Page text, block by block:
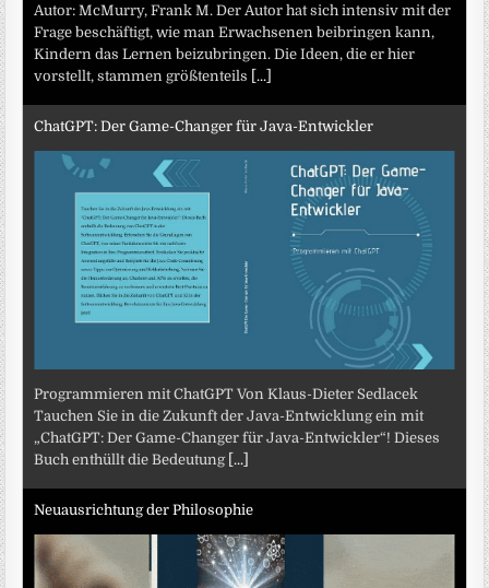
Autor: McMurry, Frank M. Der Autor hat sich intensiv mit der
Frage beschäftigt, wie man Erwachsenen beibringen kann,
Kindern das Lernen beizubringen. Die Ideen, die er hier
vorstellt, stammen größtenteils [...]
ChatGPT: Der Game-Changer für Java-Entwickler
Programmieren mit ChatGPT Von Klaus-Dieter Sedlacek
Tauchen Sie in die Zukunft der Java-Entwicklung ein mit
„ChatGPT: Der Game-Changer für Java-Entwickler“! Dieses
Buch enthüllt die Bedeutung [...]
Neuausrichtung der Philosophie